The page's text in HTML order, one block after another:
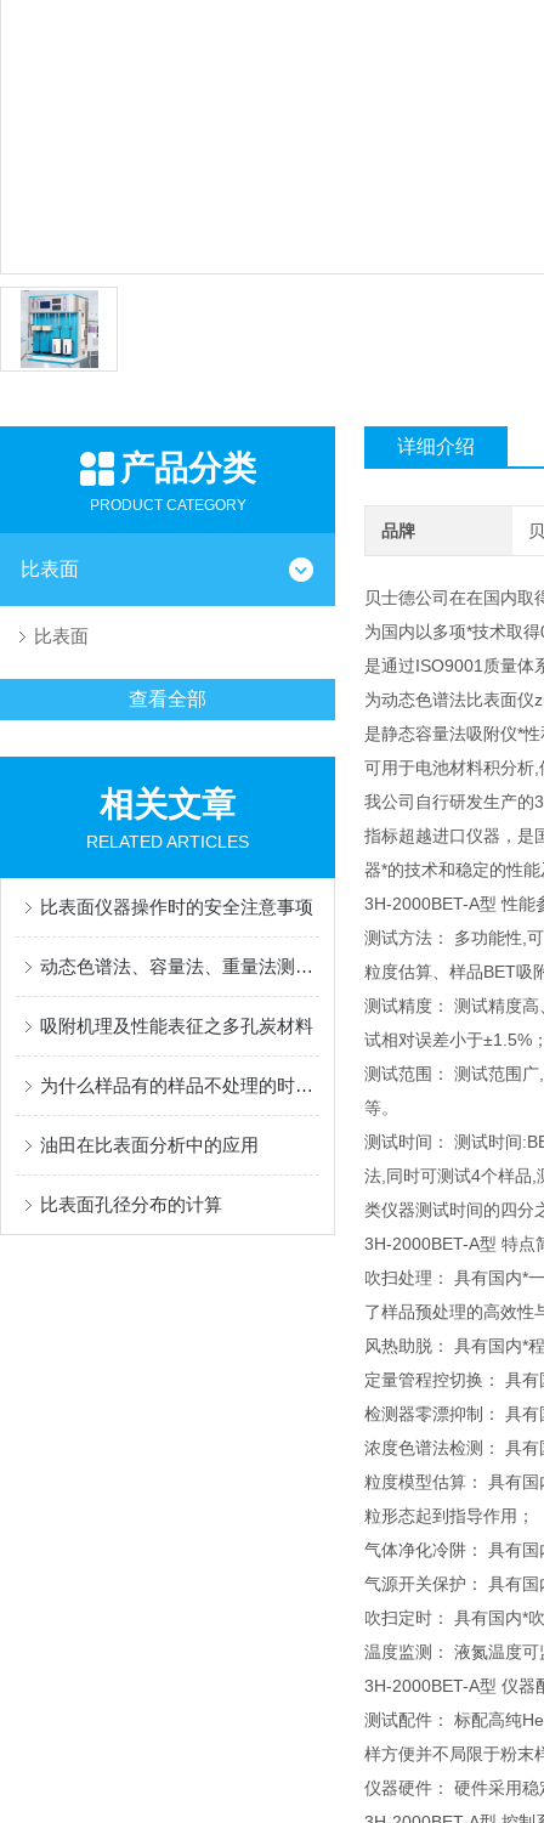
产品分类
PRODUCT CATEGORY
比表面
比表面
查看全部
相关文章
RELATED ARTICLES
比表面仪器操作时的安全注意事项
动态色谱法、容量法、重量法测试原理简介
吸附机理及性能表征之多孔炭材料
为什么样品有的样品不处理的时候比表面很大，处理后反而变小
油田在比表面分析中的应用
比表面孔径分布的计算
详细介绍
品牌
贝士德公司在在国内取
为国内以多项*技术取
是通过ISO9001质量体
为动态色谱法比表面仪
是静态容量法吸附仪*
可用于电池材料积分析
我公司自行研发生产的
指标超越进口仪器，是
器*的技术和稳定的性
3H-2000BET-A型 性能
测试方法： 多功能性,
粒度估算、样品BET吸
测试精度： 测试精度
试相对误差小于±1.5%
测试范围： 测试范围
等。
测试时间： 测试时间
法,同时可测试4个样品,
类仪器测试时间的四分
3H-2000BET-A型 特点
吹扫处理： 具有国内*
了样品预处理的高效性
风热助脱： 具有国内*
定量管程控切换： 具
检测器零漂抑制： 具
浓度色谱法检测： 具
粒度模型估算： 具有
粒形态起到指导作用；
气体净化冷阱： 具有
气源开关保护： 具有
吹扫定时： 具有国内*
温度监测： 液氮温度
3H-2000BET-A型 仪器
测试配件： 标配高纯
样方便并不局限于粉末
仪器硬件： 硬件采用